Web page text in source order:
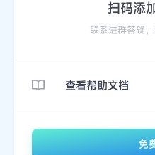
扫码添
联系进群答疑
查看帮助文档
免